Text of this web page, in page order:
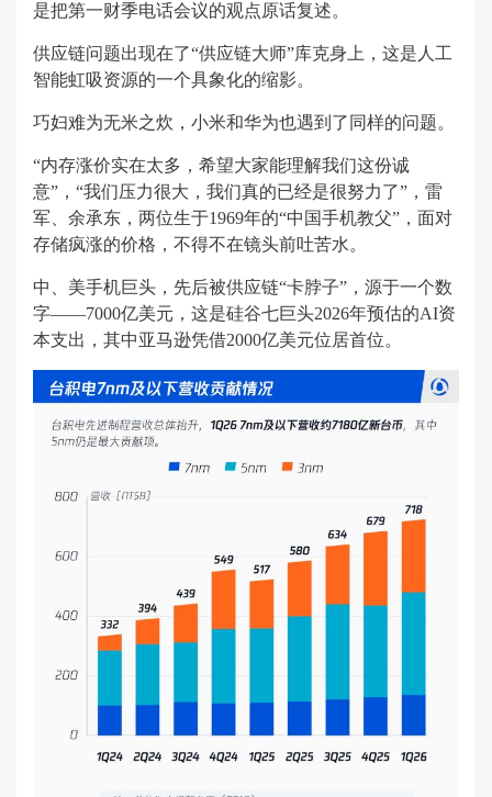
是把第一财季电话会议的观点原话复述。
供应链问题出现在了“供应链大师”库克身上，这是人工
智能虹吸资源的一个具象化的缩影。
巧妇难为无米之炊，小米和华为也遇到了同样的问题。
“内存涨价实在太多，希望大家能理解我们这份诚
意”，“我们压力很大，我们真的已经是很努力了”，雷
军、余承东，两位生于1969年的“中国手机教父”，面对
存储疯涨的价格，不得不在镜头前吐苦水。
中、美手机巨头，先后被供应链“卡脖子”，源于一个数
字——7000亿美元，这是硅谷七巨头2026年预估的AI资
本支出，其中亚马逊凭借2000亿美元位居首位。